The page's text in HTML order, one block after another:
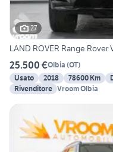
27
LAND ROVER Range Rover
25.500 €Olbia (OT)
Usato
2018 78600 Km
Rivenditore Vroom Olbia